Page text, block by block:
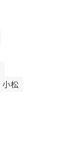
小松